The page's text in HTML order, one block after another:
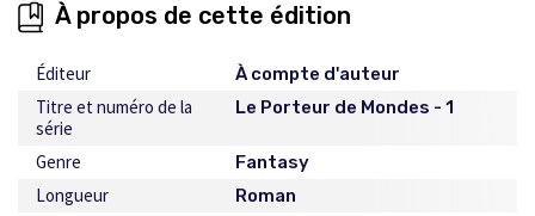
À propos de cette édition
Éditeur À compte d'auteur
Titre et numéro de la
série
Le Porteur de Mondes - 1
Genre Fantasy
Longueur Roman